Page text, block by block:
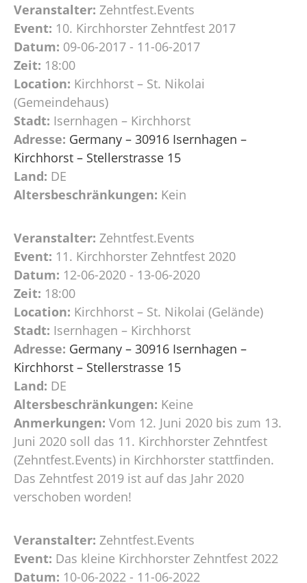
Veranstalter: Zehntfest.Events
Event: 10. Kirchhorster Zehntfest 2017
Datum: 09-06-2017 - 11-06-2017
Zeit: 18:00
Location: Kirchhorst – St. Nikolai
(Gemeindehaus)
Stadt: Isernhagen – Kirchhorst
Adresse: Germany – 30916 Isernhagen –
Kirchhorst – Stellerstrasse 15
Land: DE
Altersbeschränkungen: Kein
Veranstalter: Zehntfest.Events
Event: 11. Kirchhorster Zehntfest 2020
Datum: 12-06-2020 - 13-06-2020
Zeit: 18:00
Location: Kirchhorst – St. Nikolai (Gelände)
Stadt: Isernhagen – Kirchhorst
Adresse: Germany – 30916 Isernhagen –
Kirchhorst – Stellerstrasse 15
Land: DE
Altersbeschränkungen: Keine
Anmerkungen: Vom 12. Juni 2020 bis zum 13.
Juni 2020 soll das 11. Kirchhorster Zehntfest
(Zehntfest.Events) in Kirchhorster stattfinden.
Das Zehntfest 2019 ist auf das Jahr 2020
verschoben worden!
Veranstalter: Zehntfest.Events
Event: Das kleine Kirchhorster Zehntfest 2022
Datum: 10-06-2022 - 11-06-2022